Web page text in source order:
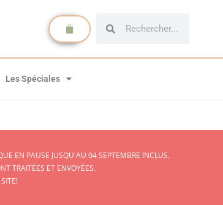
Les Spéciales
EN PAUSE JUSQU'AU 04 SEPTEMBRE INCLUS.
TRAITÉES ET ENVOYÉES.